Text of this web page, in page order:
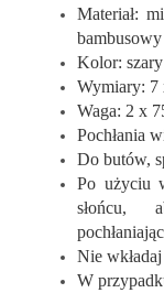
Materiał:
bambusowy
Kolor: szary
Wymiary: 7
Waga: 2 x
Pochłania
Do butów,
Po użyciu
słońcu,
Nie
W